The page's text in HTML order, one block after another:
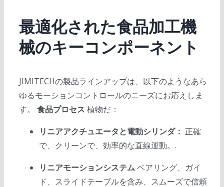
最適化された食品加工機
械のキーコンポーネント
JIMITECHの製品ラインアップは、以下のようなあら
ゆるモーションコントロールのニーズにお応えしま
す。 食品プロセス 植物だ：
リニアアクチュエータと電動シリンダ： 正確
で、クリーンで、効率的な直線運動。.
リニアモーションシステムベアリング、ガイ
ド、スライドテーブルを含み、スムーズで信頼